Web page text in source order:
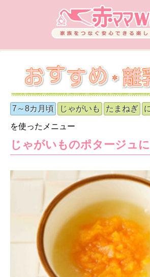
7～8カ月頃 じゃがいも たまねぎ
を使ったメニュー
じゃがいものポタージュ